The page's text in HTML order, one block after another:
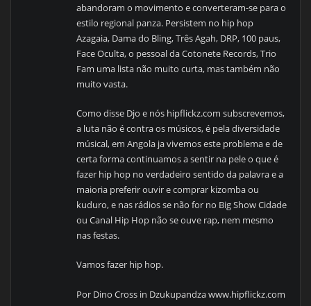
abandoram o movimento e converteram-se para o
estilo regional panza. Persistem no hip hop
Azagaia, Dama do Bling, Três Agah, DRP, 100 paus,
Face Oculta, o pessoal da Cotonete Records, Trio
Fam uma lista não muito curta, mas também não
muito vasta.
Como disse Djo e nós hipflickz.com subscrevemos,
a luta não é contra os músicos, é pela diversidade
músical, em Angola ja vivemos este problema e de
certa forma continuamos a sentir na pele o que é
fazer hip hop no verdadeiro sentido da palavra e a
maioria preferir ouvir e comprar kizomba ou
kuduro, e nas rádios se não for no Big Show Cidade
ou Canal Hip Hop não se ouve rap, nem mesmo
nas festas.
Vamos fazer hip hop.
Por Dino Cross in Dzukupandza www.hipflickz.com